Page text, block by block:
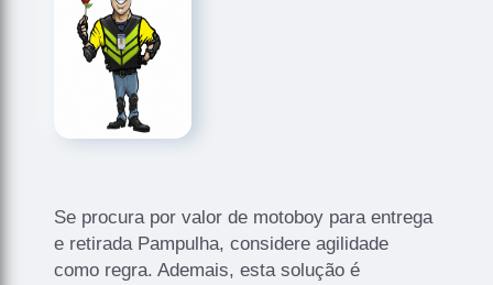
Se procura por valor de motoboy para entrega
e retirada Pampulha, considere agilidade
como regra. Ademais, esta solução é